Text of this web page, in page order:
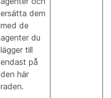
ersätta dem
med de
agenter du
lägger till
endast på
den här
raden.